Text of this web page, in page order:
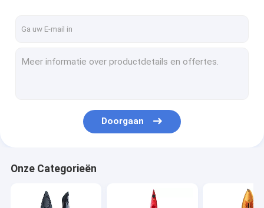
Producten
Ongeveer ons
Doorgaan
Onze Categorieën